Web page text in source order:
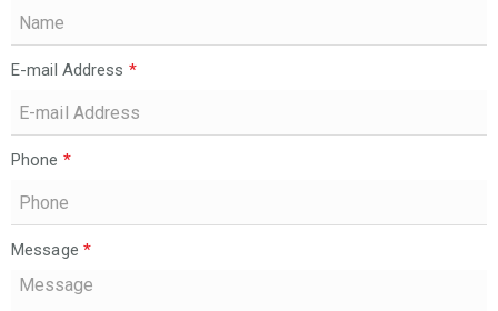
E-mail Address *
Phone *
Message *